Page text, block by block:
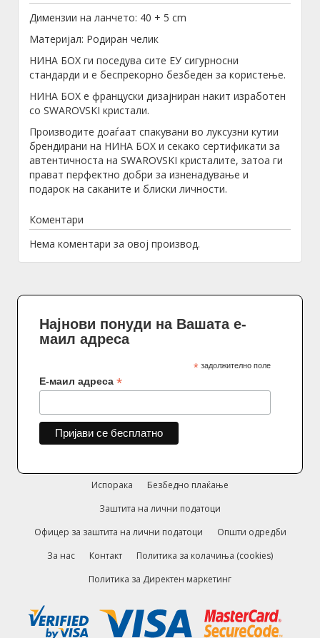
Димензии на ланчето: 40 + 5 cm
Материјал: Родиран челик
НИНА БОХ ги поседува сите ЕУ сигурносни
стандарди и е беспрекорно безбеден за користење.
НИНА БОХ е француски дизајниран накит изработен
со SWAROVSKI кристали.
Производите доаѓаат спакувани во луксузни кутии
брендирани на НИНА БОХ и секако сертификати за
автентичноста на SWAROVSKI кристалите, затоа ги
прават перфектно добри за изненадување и
подарок на саканите и блиски личности.
Коментари
Нема коментари за овој производ.
Најнови понуди на Вашата е-
маил адреса
* задолжително поле
Е-маил адреса *
Испорака
Безбедно плаќање
Заштита на лични податоци
Офицер за заштита на лични податоци
Општи одредби
За нас
Контакт
Политика за колачиња (cookies)
Политика за Директен маркетинг